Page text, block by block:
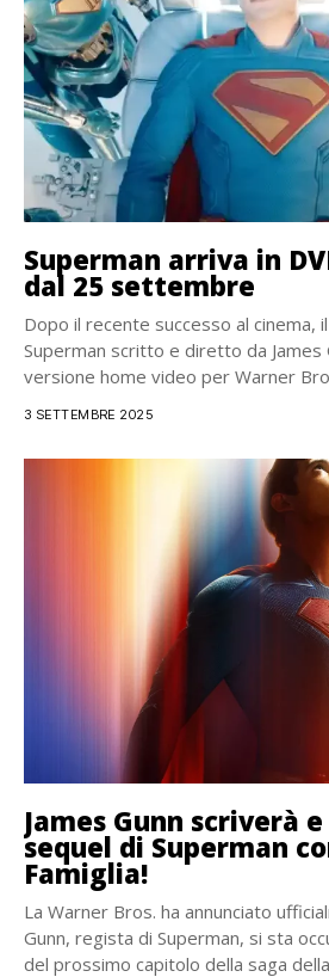
Superman arriva in
dal 25 settembre
Dopo il recente successo al cinema,
Superman scritto e diretto da James
versione home video per Warner
3 SETTEMBRE 2025
James Gunn scriverà
sequel di Superman
Famiglia!
La Warner Bros. ha annunciato
Gunn, regista di Superman, si sta
del prossimo capitolo della saga